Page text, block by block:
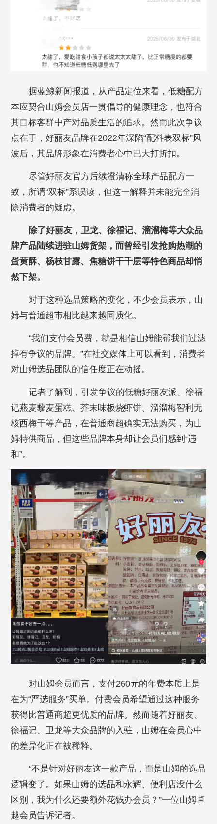
据蓝鲸新闻报道，从产品定位来看，低糖配方
本应契合山姆会员店一贯倡导的健康理念，也符合
其目标客群中产对品质生活的追求。然而此次争议
点在于，好丽友品牌在2022年深陷“配料表双标”风
波后，其品牌形象在消费者心中已大打折扣。
尽管好丽友官方后续澄清称全球产品配方一
致，所谓“双标”系误读，但这一解释并未能完全消
除消费者的疑虑。
除了好丽友，卫龙、徐福记、溜溜梅等大众品
牌产品陆续进驻山姆货架，而曾经引发抢购热潮的
蛋黄酥、杨枝甘露、焦糖饼干千层等特色商品却悄
然下架。
对于这种选品策略的变化，不少会员表示，山
姆与普通超市相比越来越同质化。
“我们支付会员费，就是相信山姆能帮我们过滤
掉有争议的品牌。”在社交媒体上可以看到，消费者
对山姆选品团队的信任度正在动摇。
记者了解到，引发争议的低糖好丽友派、徐福
记燕麦藜麦蛋糕、芥末味板烧虾饼、溜溜梅智利无
核西梅干等产品，在普通商超确实无法购买，为山
姆特供商品，但这些品牌本身却让会员们感到“违
和”。
对山姆会员而言，支付260元的年费本质上是
在为“严选服务”买单。付费会员希望通过这种服务
获得比普通商超更优质的品牌。然而随着好丽友、
徐福记、卫龙等大众品牌的入驻，山姆在会员心中
的差异化正在被稀释。
“不是针对好丽友这一款产品，而是山姆的选品
逻辑变了。如果山姆的选品和永辉、便利店没什么
区别，我为什么还要额外花钱办会员？”一位山姆卓
越会员告诉记者。